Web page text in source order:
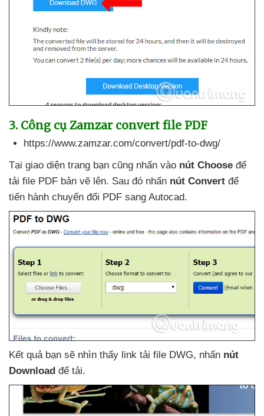
3. Công cụ Zamzar convert file PDF
https://www.zamzar.com/convert/pdf-to-dwg/
Tại giao diện trang bạn cũng nhấn vào nút Choose để
tải file PDF bản vẽ lên. Sau đó nhấn nút Convert để
tiến hành chuyển đổi PDF sang Autocad.
Kết quả bạn sẽ nhìn thấy link tải file DWG, nhấn nút
Download để tải.